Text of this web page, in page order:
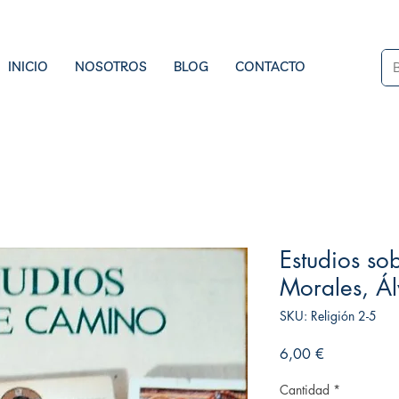
INICIO NOSOTROS BLOG CONTACTO
Estudios
Morales,
SKU: Religión 2-5
6,00 €
Cantidad *